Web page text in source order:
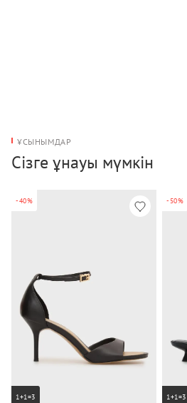
ҰСЫНЫМДАР
Сізге ұнауы мүмкін
-40%
1+1=3
-50%
1+1=3